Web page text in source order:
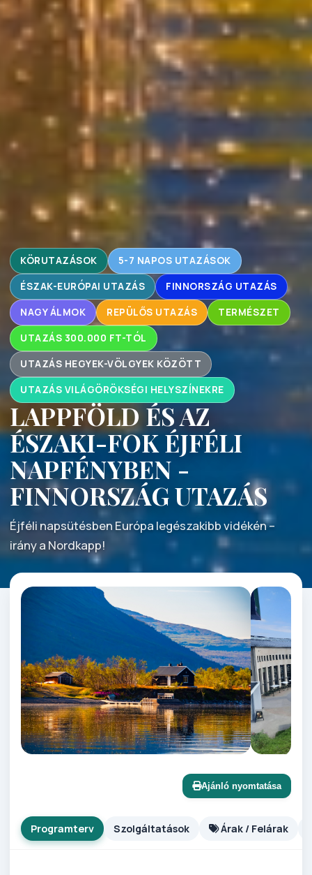
KÖRUTAZÁSOK 5-7 NAPOS UTAZÁSOK
ÉSZAK-EURÓPAI UTAZÁS FINNORSZÁG UTAZÁS
NAGY ÁLMOK REPÜLŐS UTAZÁS TERMÉSZET
UTAZÁS 300.000 FT-TÓL
UTAZÁS HEGYEK-VÖLGYEK KÖZÖTT
UTAZÁS VILÁGÖRÖKSÉGI HELYSZÍNEKRE
LAPPFÖLD ÉS AZ
ÉSZAKI-FOK ÉJFÉLI
NAPFÉNYBEN -
FINNORSZÁG UTAZÁS
Éjféli napsütésben Európa legészakibb vidékén –
irány a Nordkapp!
Ajánló nyomtatása
Programterv Szolgáltatások Árak / Felárak